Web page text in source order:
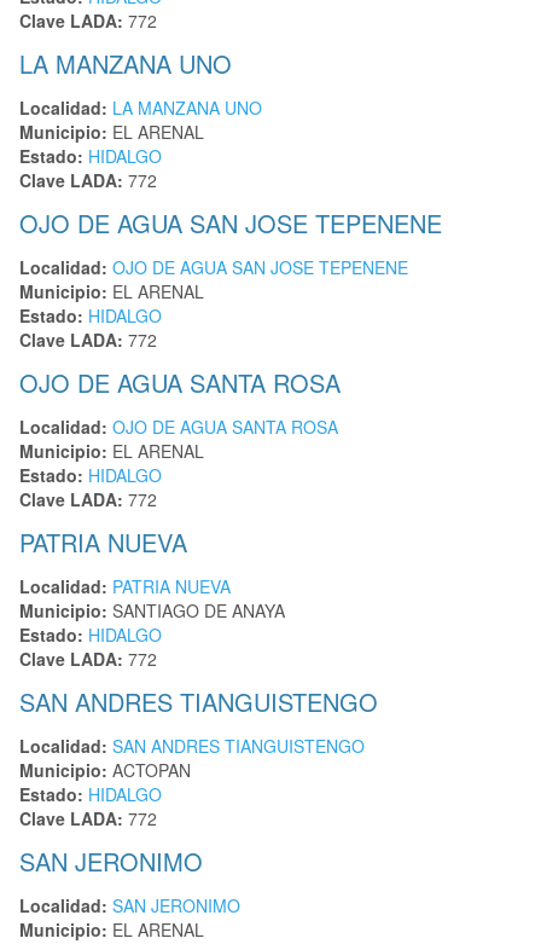
Clave LADA: 772
LA MANZANA UNO
Localidad: LA MANZANA UNO
Municipio: EL ARENAL
Estado: HIDALGO
Clave LADA: 772
OJO DE AGUA SAN JOSE TEPENENE
Localidad: OJO DE AGUA SAN JOSE TEPENENE
Municipio: EL ARENAL
Estado: HIDALGO
Clave LADA: 772
OJO DE AGUA SANTA ROSA
Localidad: OJO DE AGUA SANTA ROSA
Municipio: EL ARENAL
Estado: HIDALGO
Clave LADA: 772
PATRIA NUEVA
Localidad: PATRIA NUEVA
Municipio: SANTIAGO DE ANAYA
Estado: HIDALGO
Clave LADA: 772
SAN ANDRES TIANGUISTENGO
Localidad: SAN ANDRES TIANGUISTENGO
Municipio: ACTOPAN
Estado: HIDALGO
Clave LADA: 772
SAN JERONIMO
Localidad: SAN JERONIMO
Municipio: EL ARENAL